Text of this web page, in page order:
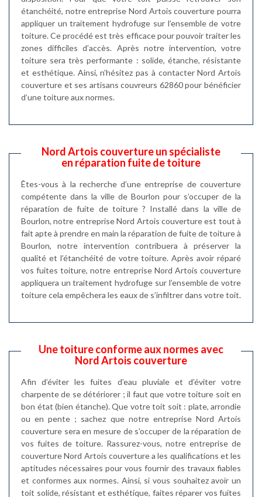
étanchéité, notre entreprise Nord Artois couverture pourra
appliquer un traitement hydrofuge sur l’ensemble de votre
toiture. Ce procédé est très efficace pour pouvoir traiter les
zones difficiles d’accès. Après notre intervention, votre
toiture sera très performante : solide, étanche, résistante
et esthétique. Ainsi, n’hésitez pas à contacter Nord Artois
couverture et ses artisans couvreurs 62860 pour bénéficier
d’une toiture aux normes.
Nord Artois couverture un spécialiste
en réparation fuite de toiture
Êtes-vous à la recherche d’une entreprise de couverture
compétente dans la ville de Bourlon pour s’occuper de la
réparation de fuite de toiture ? Installé dans la ville de
Bourlon, notre entreprise Nord Artois couverture est tout à
fait apte à prendre en main la réparation de fuite de toiture à
Bourlon, notre intervention contribuera à préserver la
qualité et l’étanchéité de votre toiture. Après avoir réparé
vos fuites toiture, notre entreprise Nord Artois couverture
appliquera un traitement hydrofuge sur l’ensemble de votre
toiture cela empêchera les eaux de s’infiltrer dans votre toit.
Une toiture conforme aux normes avec
Nord Artois couverture
Afin d’éviter les fuites d’eau pluviale et d’éviter votre
charpente de se détériorer ; il faut que votre toiture soit en
bon état (bien étanche). Que votre toit soit : plate, arrondie
ou en pente ; sachez que notre entreprise Nord Artois
couverture sera en mesure de s’occuper de la réparation de
vos fuites de toiture. Rassurez-vous, notre entreprise de
couverture Nord Artois couverture a les qualifications et les
aptitudes nécessaires pour vous fournir des travaux fiables
et conformes aux normes. Ainsi, si vous souhaitez avoir un
toit solide, résistant et esthétique, faites réparer vos fuites